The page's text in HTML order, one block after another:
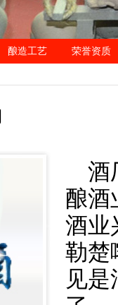
酿造工艺 荣誉资质
酒
酿酒
酒业
勒楚
见